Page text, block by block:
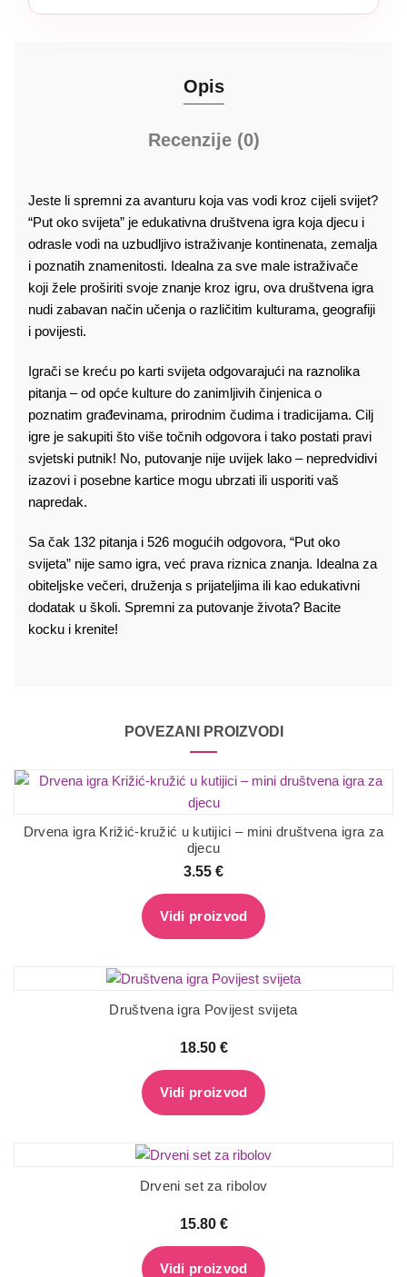
Opis
Recenzije (0)
Jeste li spremni za avanturu koja vas vodi kroz cijeli svijet?
“Put oko svijeta” je edukativna društvena igra koja djecu i
odrasle vodi na uzbudljivo istraživanje kontinenata, zemalja
i poznatih znamenitosti. Idealna za sve male istraživače
koji žele proširiti svoje znanje kroz igru, ova društvena igra
nudi zabavan način učenja o različitim kulturama, geografiji
i povijesti.
Igrači se kreću po karti svijeta odgovarajući na raznolika
pitanja – od opće kulture do zanimljivih činjenica o
poznatim građevinama, prirodnim čudima i tradicijama. Cilj
igre je sakupiti što više točnih odgovora i tako postati pravi
svjetski putnik! No, putovanje nije uvijek lako – nepredvidivi
izazovi i posebne kartice mogu ubrzati ili usporiti vaš
napredak.
Sa čak 132 pitanja i 526 mogućih odgovora, “Put oko
svijeta” nije samo igra, već prava riznica znanja. Idealna za
obiteljske večeri, druženja s prijateljima ili kao edukativni
dodatak u školi. Spremni za putovanje života? Bacite
kocku i krenite!
POVEZANI PROIZVODI
Drvena igra Križić-kružić u kutijici – mini društvena igra za
djecu
3.55 €
Vidi proizvod
Društvena igra Povijest svijeta
18.50 €
Vidi proizvod
Drveni set za ribolov
15.80 €
Vidi proizvod